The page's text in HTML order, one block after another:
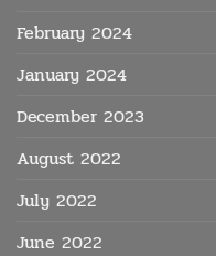
February 2024
January 2024
December 2023
August 2022
July 2022
June 2022